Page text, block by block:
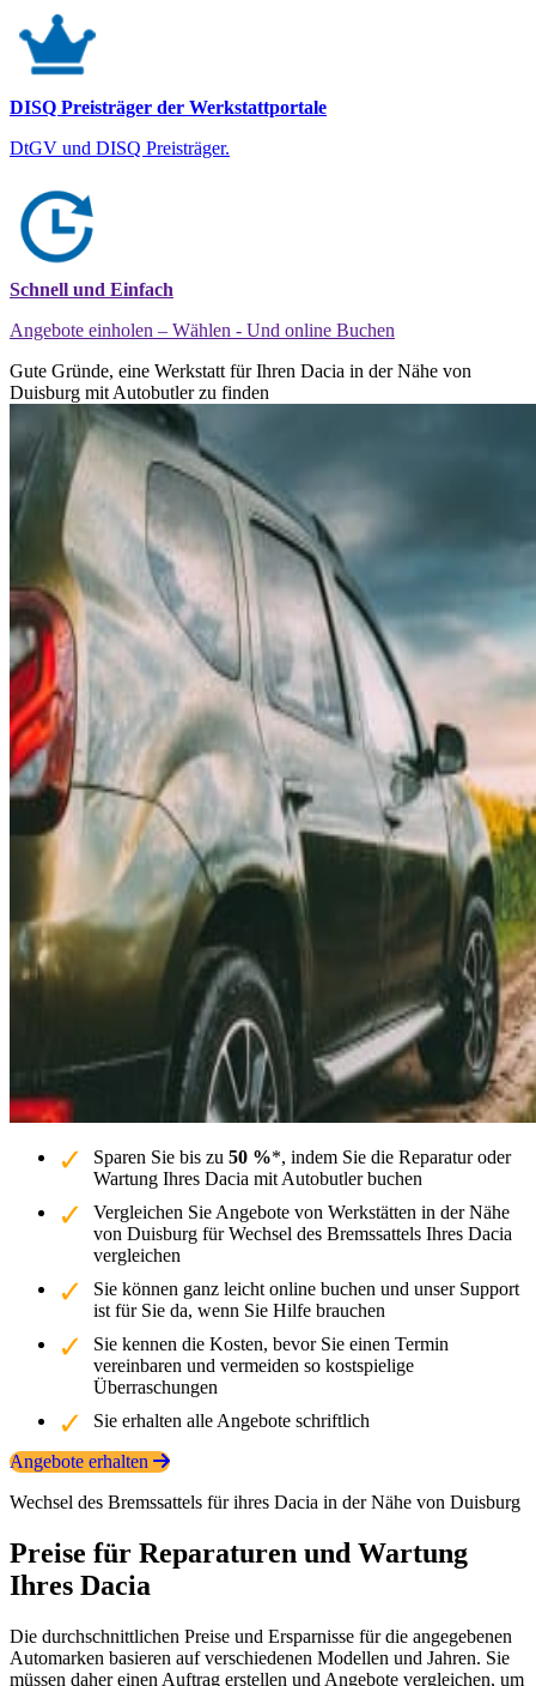
DISQ Preisträger der Werkstattportale
DtGV und DISQ Preisträger.
Schnell und Einfach
Angebote einholen – Wählen - Und online Buchen
Gute Gründe, eine Werkstatt für Ihren Dacia in der Nähe von
Duisburg mit Autobutler zu finden
Sparen Sie bis zu 50 %*, indem Sie die Reparatur oder
Wartung Ihres Dacia mit Autobutler buchen
Vergleichen Sie Angebote von Werkstätten in der Nähe
von Duisburg für Wechsel des Bremssattels Ihres Dacia
vergleichen
Sie können ganz leicht online buchen und unser Support
ist für Sie da, wenn Sie Hilfe brauchen
Sie kennen die Kosten, bevor Sie einen Termin
vereinbaren und vermeiden so kostspielige
Überraschungen
Sie erhalten alle Angebote schriftlich
Angebote erhalten
Wechsel des Bremssattels für ihres Dacia in der Nähe von Duisburg
Preise für Reparaturen und Wartung
Ihres Dacia
Die durchschnittlichen Preise und Ersparnisse für die angegebenen
Automarken basieren auf verschiedenen Modellen und Jahren. Sie
müssen daher einen Auftrag erstellen und Angebote vergleichen, um